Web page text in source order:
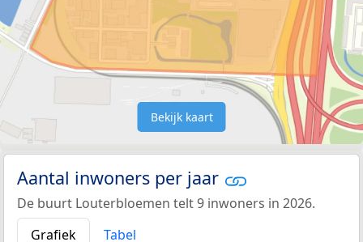
Bekijk kaart
Aantal inwoners per jaar
De buurt Louterbloemen telt 9 inwoners in 2026.
Grafiek
Tabel